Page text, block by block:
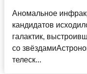
Аномальное
кандидатов
галактик,
со
телеск...